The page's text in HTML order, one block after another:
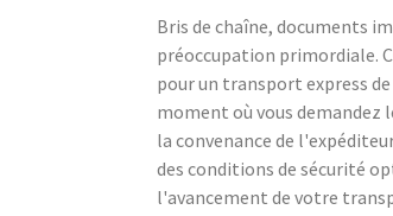
Bris de chaîne, documents
préoccupation primordiale.
pour un transport express
moment où vous demandez
la convenance de
des conditions de sécurité
l'avancement de votre